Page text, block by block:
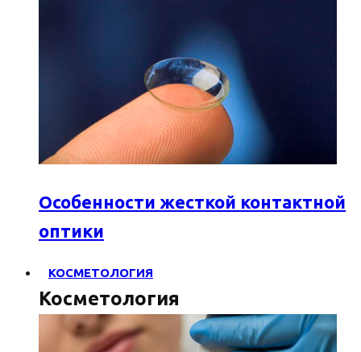
Особенности жесткой контактной
оптики
КОСМЕТОЛОГИЯ
Косметология